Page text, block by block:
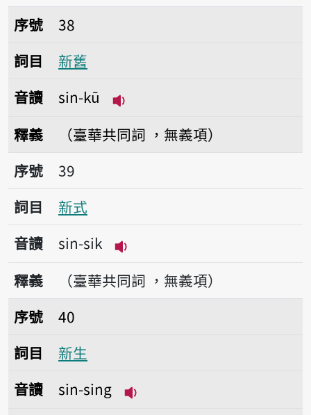
序號38新舊
序號
38
詞目
新舊
音讀
sin-kū
釋義
（臺華共同詞 ，無義項）
序號39新式
序號
39
詞目
新式
音讀
sin-sik
播放音讀sin-sik
釋義
（臺華共同詞 ，無義項）
序號40新生
序號
40
詞目
新生
音讀
sin-sing